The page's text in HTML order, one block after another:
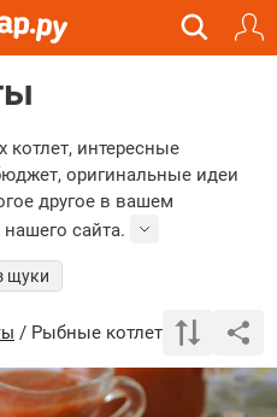
интересные
оригинальные идеи
другое в вашем
сайта.
щуки
/ Рыбные котлеты